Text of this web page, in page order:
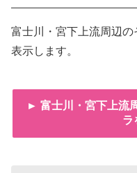
富士川・宮下上流周辺
表示します。
► 富士川・宮下上流
ラ